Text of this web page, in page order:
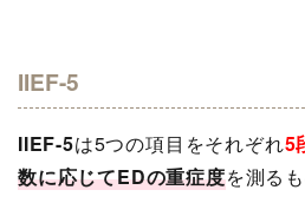
IIEF-5
IIEF-5は5つの項目をそれぞれ5
数に応じてEDの重症度を測るも